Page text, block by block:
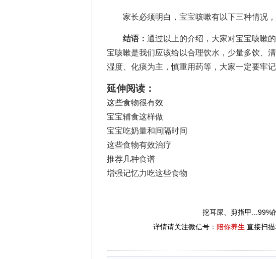
家长必须明白，宝宝咳嗽有以下三种情况，
结语： 通过以上的介绍，大家对宝宝咳嗽
宝咳嗽是我们应该给以合理饮水，少量多饮、
湿度、化痰为主，慎重用药等，大家一定要牢记
延伸阅读：
这些食物很有效
宝宝辅食这样做
宝宝吃奶量和间隔时间
这些食物有效治疗
推荐几种食谱
增强记忆力吃这些食物
挖耳屎、剪指甲...99%
详情请关注微信号： 陪你养生 直接扫描